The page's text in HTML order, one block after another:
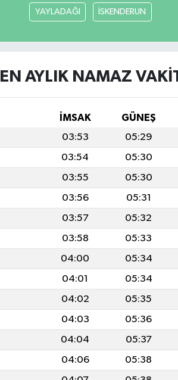
YAYLADAĞI İSKENDERUN
AYLIK NAMAZ
İMSAK GÜNEŞ
03:53 05:29
03:54 05:30
03:55 05:30
03:56 05:31
03:57 05:32
03:58 05:33
04:00 05:34
04:01 05:34
04:02 05:35
04:03 05:36
04:04 05:37
04:06 05:38